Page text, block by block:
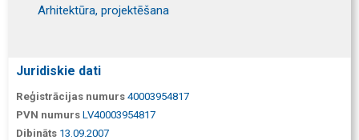
Arhitektūra, projektēšana
Juridiskie dati
Reģistrācijas numurs 40003954817
PVN numurs LV40003954817
Dibināts 13.09.2007